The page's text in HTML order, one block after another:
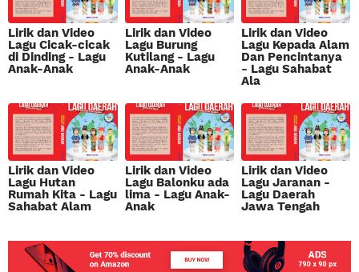
Lirik dan Video
Lagu Cicak-cicak
di Dinding - Lagu
Anak-Anak
Lirik dan Video
Lagu Burung
Kutilang - Lagu
Anak-Anak
Lirik dan Video
Lagu Kepada Alam
Dan Pencintanya
- Lagu Sahabat
Ala
Lirik dan Video
Lagu Hutan
Rumah Kita - Lagu
Sahabat Alam
Lirik dan Video
Lagu Balonku ada
lima - Lagu Anak-
Anak
Lirik dan Video
Lagu Jaranan -
Lagu Daerah
Jawa Tengah